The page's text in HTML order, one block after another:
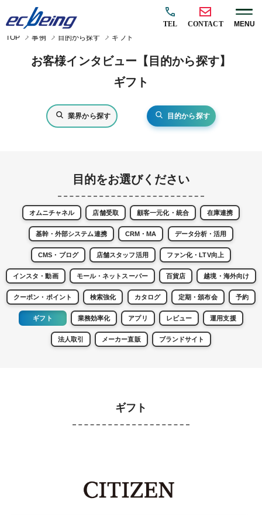
TEL CONTACT
MENU
TOP
事例 目的から探す ギフト
お客様インタビュー【目的から探す】
ギフト
業界から探す 目的から探す
目的をお選びください
オムニチャネル 店舗受取 顧客一元化・統合 在庫連携
基幹・外部システム連携 CRM・MA データ分析・活用
CMS・ブログ 店舗スタッフ活用 ファン化・LTV向上
インスタ・動画 モール・ネットスーパー 百貨店 越境・海外向け
クーポン・ポイント 検索強化 カタログ 定期・頒布会 予約
ギフト 業務効率化 アプリ レビュー 運用支援
法人取引 メーカー直販 ブランドサイト
ギフト